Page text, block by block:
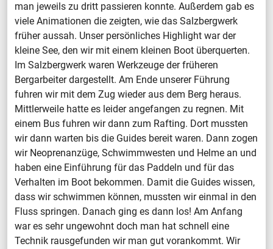
man jeweils zu dritt passieren konnte. Außerdem gab es
viele Animationen die zeigten, wie das Salzbergwerk
früher aussah. Unser persönliches Highlight war der
kleine See, den wir mit einem kleinen Boot überquerten.
Im Salzbergwerk waren Werkzeuge der früheren
Bergarbeiter dargestellt. Am Ende unserer Führung
fuhren wir mit dem Zug wieder aus dem Berg heraus.
Mittlerweile hatte es leider angefangen zu regnen. Mit
einem Bus fuhren wir dann zum Rafting. Dort mussten
wir dann warten bis die Guides bereit waren. Dann zogen
wir Neoprenanzüge, Schwimmwesten und Helme an und
haben eine Einführung für das Paddeln und für das
Verhalten im Boot bekommen. Damit die Guides wissen,
dass wir schwimmen können, mussten wir einmal in den
Fluss springen. Danach ging es dann los! Am Anfang
war es sehr ungewohnt doch man hat schnell eine
Technik rausgefunden wir man gut vorankommt. Wir